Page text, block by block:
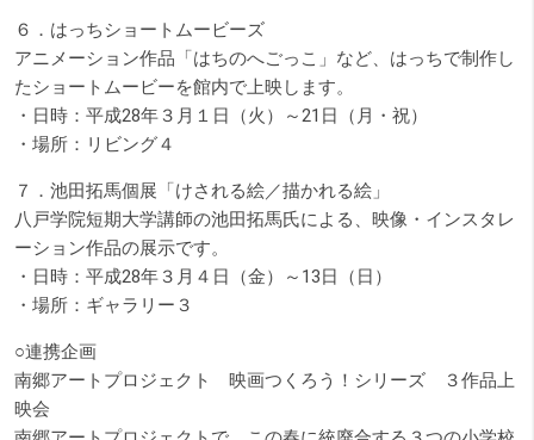
６．はっちショートムービーズ
アニメーション作品「はちのへごっこ」など、はっちで制作し
たショートムービーを館内で上映します。
・日時：平成28年３月１日（火）～21日（月・祝）
・場所：リビング４
７．池田拓馬個展「けされる絵／描かれる絵」
八戸学院短期大学講師の池田拓馬氏による、映像・インスタレ
ーション作品の展示です。
・日時：平成28年３月４日（金）～13日（日）
・場所：ギャラリー３
○連携企画
南郷アートプロジェクト 映画つくろう！シリーズ ３作品上
映会